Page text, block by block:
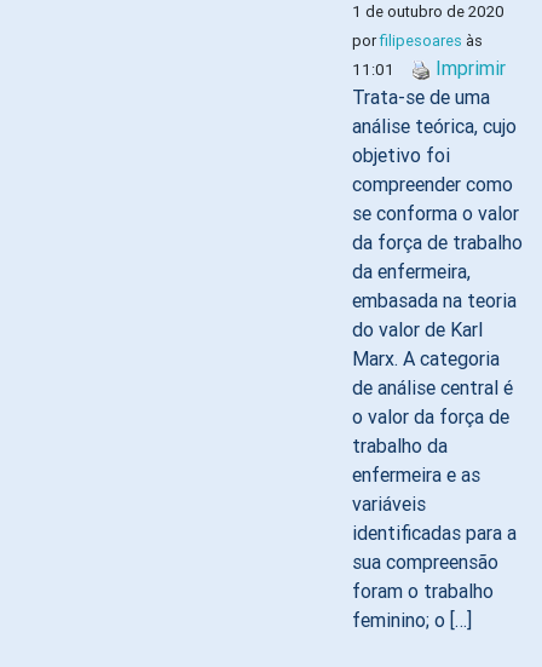
1 de outubro de 2020
porfilipesoares às
11:01
Imprimir
Trata-se de uma
análise teórica, cujo
objetivo foi
compreender como
se conforma o valor
da força de trabalho
da enfermeira,
embasada na teoria
do valor de Karl
Marx. A categoria
de análise central é
o valor da força de
trabalho da
enfermeira e as
variáveis
identificadas para a
sua compreensão
foram o trabalho
feminino; o […]